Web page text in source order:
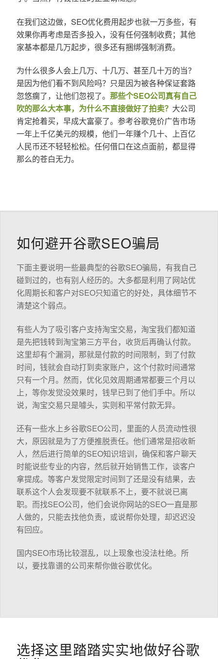
在我们这边做，SEO优化费用起步也就一万多些，有
效果你再考虑是否多投入，没有任何强制收费；其他
家基本都是几万起步，很多还有捆绑强制消费。
为什么很多人会上几万、十几万、甚至几十万的当？
是因为他们看不到风险吗？只是因为被各种保证套路
忽悠瘸了，让他们忽视了。 那些个SEO公司真有自己
吹的那么大本事，为什么不直接做好了拍卖？ 大公司
肯定抢着买，早成大富豪了。参考谷歌竞价广告市场
一年上千亿美元的规模，他们一年赚个几十、上百亿
人民币还不轻轻松松。任何借口在这点面前，都显得
那么的苍白无力。
如何避开谷歌SEO骗局
下面主要说明一些最典型的谷歌SEO骗局，有我自己
碰到过的，也有别人经历的。大多都是利用了网站优
化周期长和客户对SEO只知道它的好处，具体细节不
清楚这个弱点。
有些人为了吸引客户支持淘宝交易，淘宝我们都知道
是先把钱转到淘宝第三方平台，收货后再确认付款。
这里却有个漏洞，那就是付款的时间限制，到了付款
时间，钱就会自动打到卖家账户，这个付款时间通常
只有一个月。然而，优化见效周期通常都要三个月以
上，等你发觉没效果时，钱早已到了他们手中。所以
说，淘宝交易只是噱头，实则和平常付款无异。
还有一些水上乡谷歌SEO公司，里面的人员流动性很
大，原因就是为了方便推脱责任。他们通常是招收新
人，然后进行简单的SEO知识培训，确保和客户聊天
时能说些专业的内容，然后就开始销售工作，谈客户
拿提成。等客户发觉限定时间到了还是没有结果，去
联系这个人会发现要不就联系不上，要不就说已离
职。而找SEO公司，他们会说你网站的SEO一直是那
人做的，只能去找他负责，或说帮你处理，却迟迟没
有回应。
国内SEO市场比较混乱，以上现象也没法杜绝。所
以，要找靠谱的公司来帮你做谷歌优化。
选择这里踏踏实实地做好谷歌